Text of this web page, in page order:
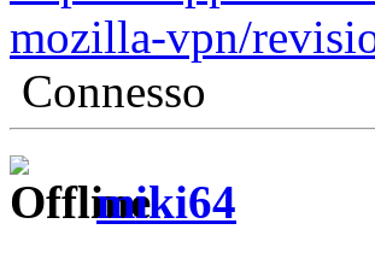
mozilla-vpn/
Connesso
miki64